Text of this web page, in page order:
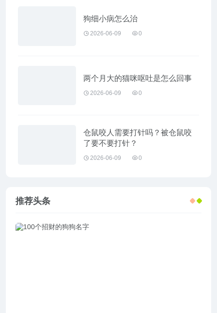
狗细小病怎么治
2026-06-09 0
两个月大的猫咪呕吐是怎么回事
2026-06-09 0
仓鼠咬人需要打针吗？被仓鼠咬
了要不要打针？
2026-06-09 0
推荐头条